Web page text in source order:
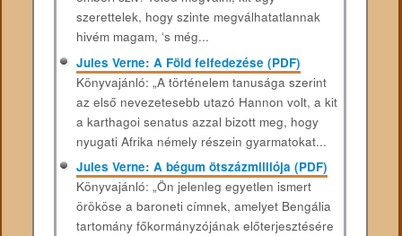
szerettelek, hogy szinte megválhatatlannak
hivém magam, ‘s még...
Jules Verne: A Föld felfedezése (PDF)
Könyvajánló: „A történelem tanusága szerint
az első nevezetesebb utazó Hannon volt, a kit
a karthagoi senatus azzal bizott meg, hogy
nyugati Afrika némely részein gyarmatokat...
Jules Verne: A bégum ötszázmilliója (PDF)
Könyvajánló: „Ön jelenleg egyetlen ismert
örököse a baroneti címnek, amelyet Bengália
tartomány főkormányzójának előterjesztésére